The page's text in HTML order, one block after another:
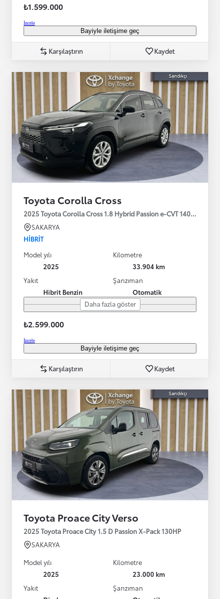
₺1.599.000
İncele
Bayiyle iletişime geç
Karşılaştırın Kaydet
Toyota Corolla Cross
2025 Toyota Corolla Cross 1.8 Hybrid Passion e-CVT 140HP
SAKARYA
HIBRIT
Model yılı
2025
Kilometre
33.904 km
Yakıt
Hibrit Benzin
Şanzıman
Otomatik
Daha fazla göster
₺2.599.000
İncele
Bayiyle iletişime geç
Karşılaştırın Kaydet
Toyota Proace City Verso
2025 Toyota Proace City 1.5 D Passion X-Pack 130HP
SAKARYA
Model yılı
2025
Kilometre
23.000 km
Yakıt
Şanzıman